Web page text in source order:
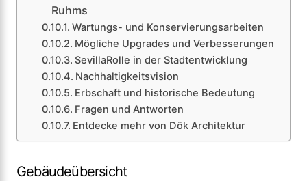
Ruhms
Wartungs- und Konservierungsarbeiten
Mögliche Upgrades und Verbesserungen
SevillaRolle in der Stadtentwicklung
Nachhaltigkeitsvision
Erbschaft und historische Bedeutung
Fragen und Antworten
Entdecke mehr von Dök Architektur
Gebäudeübersicht